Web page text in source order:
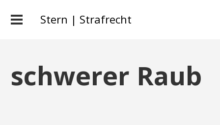
Stern | Strafrecht
schwerer Raub